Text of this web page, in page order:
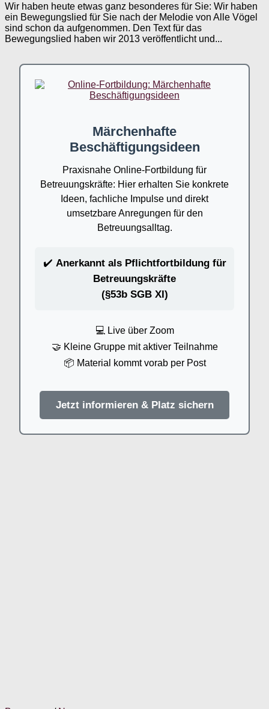
Wir haben heute etwas ganz besonderes für Sie: Wir haben
ein Bewegungslied für Sie nach der Melodie von Alle Vögel
sind schon da aufgenommen. Den Text für das
Bewegungslied haben wir 2013 veröffentlicht und...
Märchenhafte
Beschäftigungsideen
Praxisnahe Online-Fortbildung für
Betreuungskräfte: Hier erhalten Sie konkrete
Ideen, fachliche Impulse und direkt
umsetzbare Anregungen für den
Betreuungsalltag.
✔️ Anerkannt als Pflichtfortbildung für
Betreuungskräfte
(§53b SGB XI)
💻 Live über Zoom
🤝 Kleine Gruppe mit aktiver Teilnahme
📦 Material kommt vorab per Post
Jetzt informieren & Platz sichern